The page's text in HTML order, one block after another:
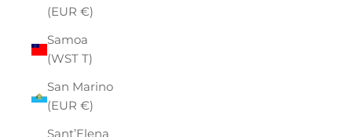
(EUR €)
Samoa
(WST T)
San Marino
(EUR €)
Sant’Elena